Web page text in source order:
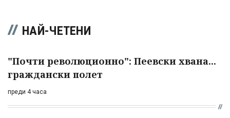
НАЙ-ЧЕТЕНИ
"Почти революционно": Пеевски хвана...
граждански полет
преди 4 часа